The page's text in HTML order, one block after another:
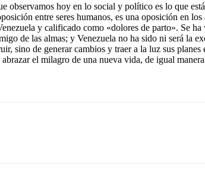
observamos hoy en lo social y político es lo que
entre seres humanos, es una oposición en los
y calificado como «dolores de parto». Se
de las almas; y Venezuela no ha sido ni será la
sino de generar cambios y traer a la luz sus planes
el milagro de una nueva vida, de igual